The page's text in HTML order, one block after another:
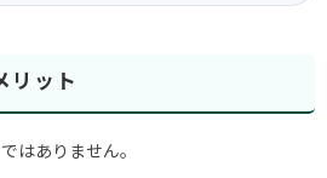
リット
はありません。